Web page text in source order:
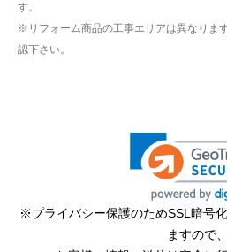
作業をされた方はスムーズで
欲しい商品をスムーズに注文でき
ショップからの連絡や対応は適切
はい
予定の期日までに商品が届きまし
す。
※リフォーム商品の工事エリアは異なりま
認下さい。
※プライバシー保護のためSSL暗号
ますので、